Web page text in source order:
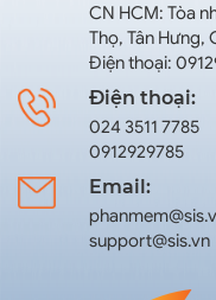
CN HCM: Tòa
Thọ, Tân Hưng,
Điện thoại:
Điện thoại:
024 3511 7785
0912929785
Email:
support@sis.vn